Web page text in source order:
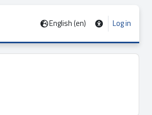
English ‎(en)‎ Log in